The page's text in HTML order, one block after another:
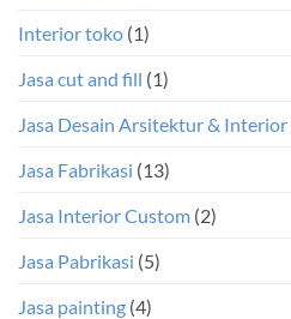
Interior toko (1)
Jasa cut and fill (1)
Jasa Desain Arsitektur & Interior
Jasa Fabrikasi (13)
Jasa Interior Custom (2)
Jasa Pabrikasi (5)
Jasa painting (4)